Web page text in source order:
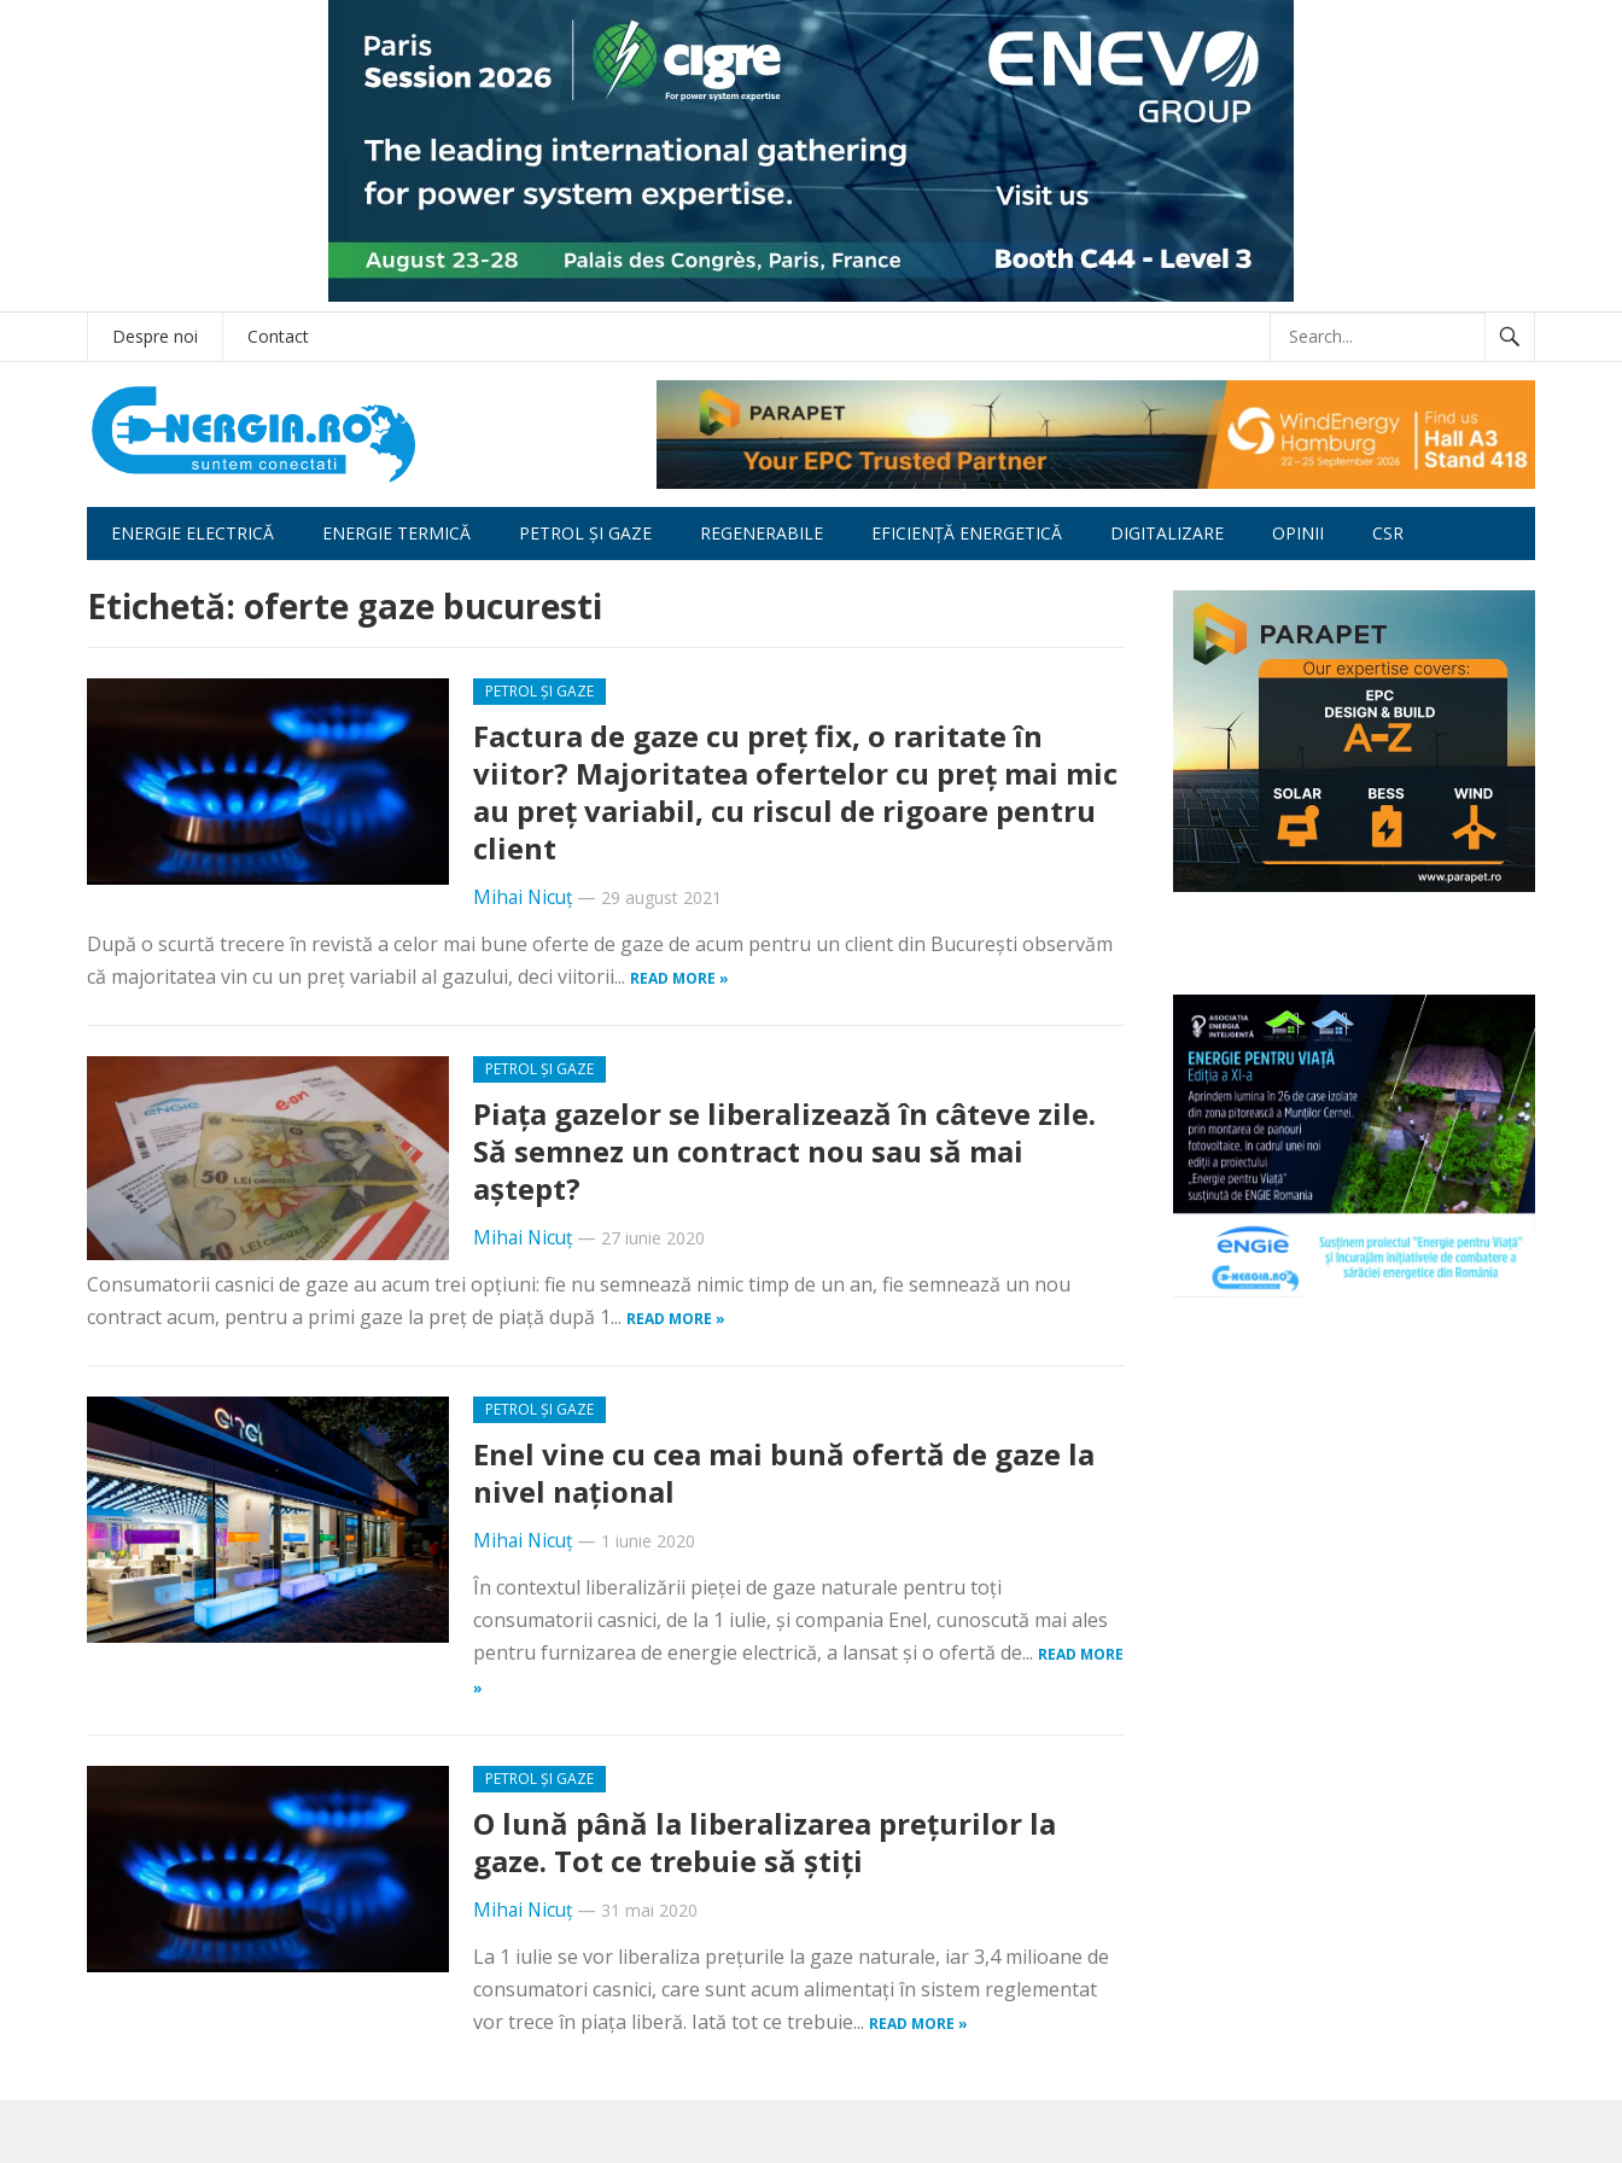
Despre noi Contact
ENERGIE ELECTRICĂ ENERGIE TERMICĂ PETROL ȘI GAZE REGENERABILE EFICIENȚĂ ENERGETICĂ DIGITALIZARE OPINII CSR
Etichetă: oferte gaze bucuresti
PETROL ȘI GAZE
Factura de gaze cu preț fix, o raritate în
viitor? Majoritatea ofertelor cu preț mai mic
au preț variabil, cu riscul de rigoare pentru
client
Mihai Nicuț— 29 august 2021
După o scurtă trecere în revistă a celor mai bune oferte de gaze de acum pentru un client din București observăm
că majoritatea vin cu un preț variabil al gazului, deci viitorii... READ MORE »
PETROL ȘI GAZE
Piața gazelor se liberalizează în câteve zile.
Să semnez un contract nou sau să mai
aștept?
Mihai Nicuț— 27 iunie 2020
Consumatorii casnici de gaze au acum trei opțiuni: fie nu semnează nimic timp de un an, fie semnează un nou
contract acum, pentru a primi gaze la preț de piață după 1... READ MORE »
PETROL ȘI GAZE
Enel vine cu cea mai bună ofertă de gaze la
nivel național
Mihai Nicuț— 1 iunie 2020
În contextul liberalizării pieței de gaze naturale pentru toți
consumatorii casnici, de la 1 iulie, și compania Enel, cunoscută mai ales
pentru furnizarea de energie electrică, a lansat și o ofertă de... READ MORE
»
PETROL ȘI GAZE
O lună până la liberalizarea prețurilor la
gaze. Tot ce trebuie să știți
Mihai Nicuț— 31 mai 2020
La 1 iulie se vor liberaliza prețurile la gaze naturale, iar 3,4 milioane de
consumatori casnici, care sunt acum alimentați în sistem reglementat
vor trece în piața liberă. Iată tot ce trebuie... READ MORE »